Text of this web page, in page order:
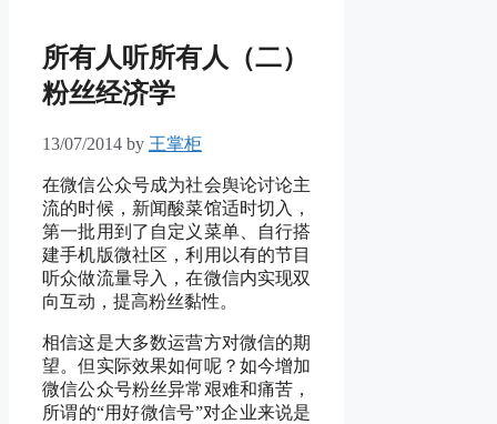
所有人听所有人（二）
粉丝经济学
13/07/2014 by 王掌柜
在微信公众号成为社会舆论讨论主
流的时候，新闻酸菜馆适时切入，
第一批用到了自定义菜单、自行搭
建手机版微社区，利用以有的节目
听众做流量导入，在微信内实现双
向互动，提高粉丝黏性。
相信这是大多数运营方对微信的期
望。但实际效果如何呢？如今增加
微信公众号粉丝异常艰难和痛苦，
所谓的“用好微信号”对企业来说是